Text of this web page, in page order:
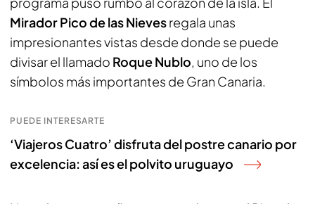
Mirador Pico de las Nievesregala unas
impresionantes vistas desde donde se puede
divisar el llamado Roque Nublo, uno de los
símbolos más importantes de Gran Canaria.
PUEDE INTERESARTE
‘Viajeros Cuatro’ disfruta del postre canario por
excelencia: así es el polvito uruguayo